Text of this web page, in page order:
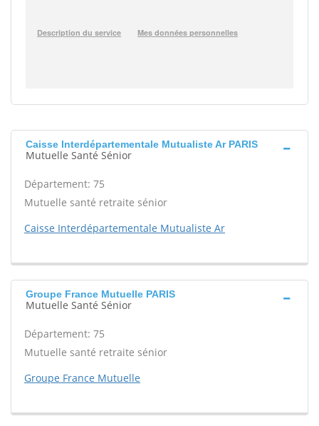
Caisse Interdépartementale Mutualiste Ar PARIS
Mutuelle Santé Sénior
Département: 75
Mutuelle santé retraite sénior
Caisse Interdépartementale Mutualiste Ar
Groupe France Mutuelle PARIS
Mutuelle Santé Sénior
Département: 75
Mutuelle santé retraite sénior
Groupe France Mutuelle